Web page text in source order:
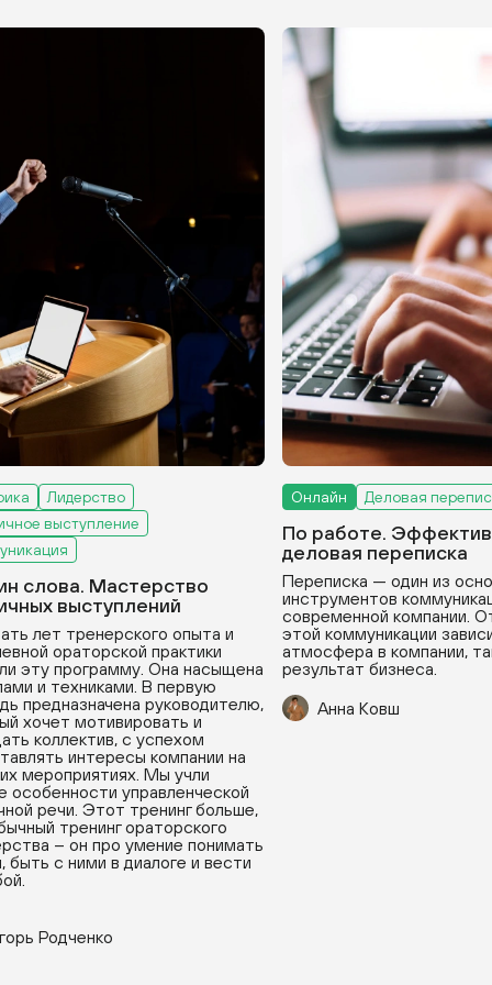
Лидерство
выступление
слова. Мастерство
выступлений
лет тренерского опыта и
ораторской практики
эту программу. Она насыщена
и техниками. В первую
предназначена руководителю,
хочет мотивировать и
коллектив, с успехом
интересы компании на
мероприятиях. Мы учли
особенности управленческой
речи. Этот тренинг больше,
тренинг ораторского
– он про умение понимать
быть с ними в диалоге и вести
Родченко
Онлайн Деловая
По работе.
деловая переписка
Переписка — один из
инструментов
современной компании.
этой коммуникации
атмосфера в компании,
результат бизнеса.
Анна Ковш